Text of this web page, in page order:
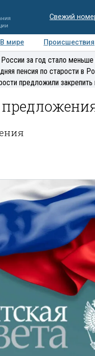
Свежий
В мире Происшествия
Медиацентр
за год стало
пенсия по старости в
предложили